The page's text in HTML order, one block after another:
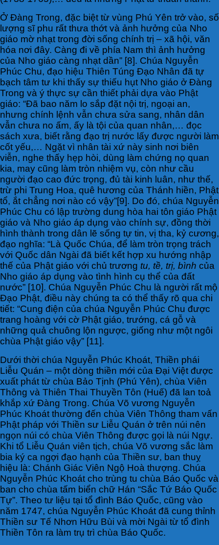
Ở Đàng Trong, đặc biệt từ vùng Phú Yên trở vào, số
lượng sĩ phu rất thưa thớt và ảnh hưởng của Nho
giáo mờ nhạt trong đời sống chính trị – xã hội, văn
hóa nơi đây. Càng đi về phía Nam thì ảnh hưởng
của Nho giáo càng nhạt dần” [8]. Chúa Nguyễn
Phúc Chu, đạo hiệu Thiên Túng Đạo Nhân đã tự
bạch tâm tư khi thấy sự thiếu hụt Nho giáo ở Đàng
Trong và ý thực sự cần thiết phải dựa vào Phật
giáo: “Đã bao năm lo sắp đặt nội trị, ngoại an,
nhưng chính lệnh vẫn chưa sửa sang, nhân dân
vẫn chưa no ấm, ấy là tội của quan nhân,… đọc
sách xưa, biết rằng đạo trị nước lấy được người làm
cốt yếu,… Ngặt vì nhân tài xứ này sinh nơi biên
viễn, nghe thấy hẹp hòi, dùng làm chứng nọ quan
kia, may cũng làm tròn nhiệm vụ, còn như cầu
người đạo cao đức trọng, đủ tài kinh luân, như thế,
trừ phi Trung Hoa, quê hương của Thánh hiền, Phật
tổ, ắt chẳng nơi nào có vậy”[9]. Do đó, chúa Nguyễn
Phúc Chu có lập trường dung hòa hai tôn giáo Phật
giáo và Nho giáo áp dụng vào chính sự, đồng thời
hình thành trong dân lẽ sống tự tin, vị tha, kỷ cương,
đạo nghĩa: “Là Quốc Chúa, để làm tròn trọng trách
với Quốc dân Ngài đã biết kết hợp xu hướng nhập
thế của Phật giáo với chủ trương tu, tề, trị, bình của
Nho giáo áp dụng vào tình hình cụ thể của đất
nước” [10]. Chúa Nguyễn Phúc Chu là người rất mộ
Đạo Phật, điều này chúng ta có thể thấy rõ qua chi
tiết: “Cung điện của chúa Nguyễn Phúc Chu được
trang hoàng với cờ Phật giáo, trướng, cá gỗ và
những quả chuông lộn ngược, giống như một ngôi
chùa Phật giáo vậy” [11].
Dưới thời chúa Nguyễn Phúc Khoát, Thiền phái
Liễu Quán – một dòng thiền mới của Đại Việt được
xuất phát từ chùa Bảo Tịnh (Phú Yên), chùa Viên
Thông và Thiên Thai Thuyền Tôn (Huế) đã lan toả
khắp xứ Đàng Trong. Chúa Võ vương Nguyễn
Phúc Khoát thường đến chùa Viên Thông tham vấn
Phật pháp với Thiền sư Liễu Quán ở trên núi nên
ngọn núi có chùa Viên Thông được gọi là núi Ngự.
Khi tổ Liễu Quán viên tịch, chúa Võ vương sắc làm
bia ký ca ngợi đạo hạnh của Thiền sư, ban thuỵ
hiệu là: Chánh Giác Viên Ngộ Hoà thượng. Chúa
Nguyễn Phúc Khoát cho trùng tu chùa Báo Quốc và
ban cho chùa tấm biển chữ Hán “Sắc Tứ Báo Quốc
Tự”. Theo tư liệu tại tổ đình Báo Quốc, cũng vào
năm 1747, chúa Nguyễn Phúc Khoát đã cung thỉnh
Thiền sư Tế Nhơn Hữu Bùi và mời Ngài từ tổ đình
Thiền Tôn ra làm trụ trì chùa Báo Quốc.